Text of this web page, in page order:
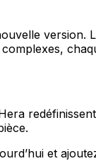
version.
et